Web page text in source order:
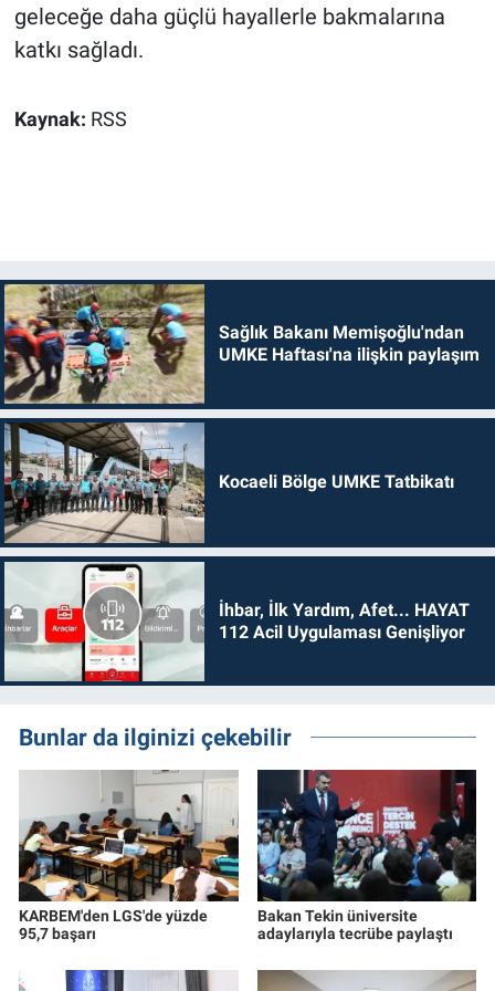
geleceğe daha güçlü hayallerle bakmalarına
katkı sağladı.
Kaynak: RSS
Sağlık Bakanı Memişoğlu'ndan
UMKE Haftası'na ilişkin paylaşım
Kocaeli Bölge UMKE Tatbikatı
İhbar, İlk Yardım, Afet... HAYAT
112 Acil Uygulaması Genişliyor
Bunlar da ilginizi çekebilir
KARBEM'den LGS'de yüzde
95,7 başarı
Bakan Tekin üniversite
adaylarıyla tecrübe paylaştı